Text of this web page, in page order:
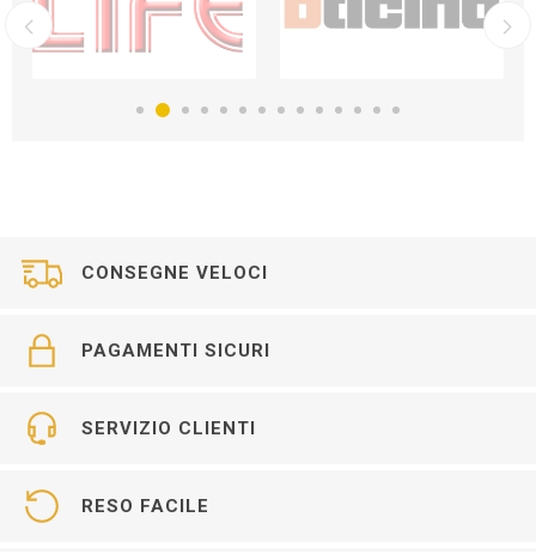
CONSEGNE VELOCI
PAGAMENTI SICURI
SERVIZIO CLIENTI
RESO FACILE